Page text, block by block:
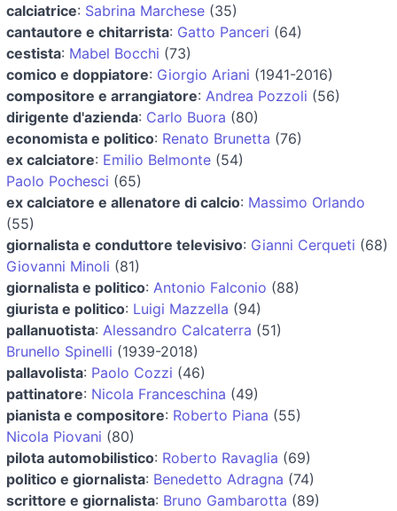
calciatrice: Sabrina Marchese (35)
cantautore e chitarrista: Gatto Panceri (64)
cestista: Mabel Bocchi (73)
comico e doppiatore: Giorgio Ariani (1941-2016)
compositore e arrangiatore: Andrea Pozzoli (56)
dirigente d'azienda: Carlo Buora (80)
economista e politico: Renato Brunetta (76)
ex calciatore: Emilio Belmonte (54)
Paolo Pochesci (65)
ex calciatore e allenatore di calcio: Massimo Orlando
(55)
giornalista e conduttore televisivo: Gianni Cerqueti (68)
Giovanni Minoli (81)
giornalista e politico: Antonio Falconio (88)
giurista e politico: Luigi Mazzella (94)
pallanuotista: Alessandro Calcaterra (51)
Brunello Spinelli (1939-2018)
pallavolista: Paolo Cozzi (46)
pattinatore: Nicola Franceschina (49)
pianista e compositore: Roberto Piana (55)
Nicola Piovani (80)
pilota automobilistico: Roberto Ravaglia (69)
politico e giornalista: Benedetto Adragna (74)
scrittore e giornalista: Bruno Gambarotta (89)